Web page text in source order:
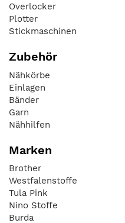
Overlocker
Plotter
Stickmaschinen
Zubehör
Nähkörbe
Einlagen
Bänder
Garn
Nähhilfen
Marken
Brother
Westfalenstoffe
Tula Pink
Nino Stoffe
Burda